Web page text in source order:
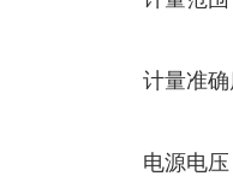
计量准
电源电